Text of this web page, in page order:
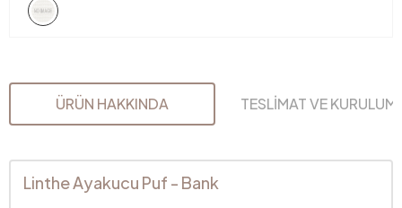
ÜRÜN HAKKINDA TESLİMAT VE KURULUM
Linthe Ayakucu Puf - Bank